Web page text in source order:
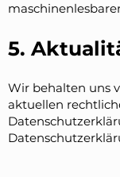
5.
Wir behalten uns
aktuellen